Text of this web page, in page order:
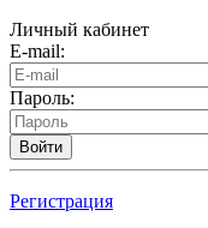
Личный кабинет
E-mail:
Пароль:
Войти
Регистрация